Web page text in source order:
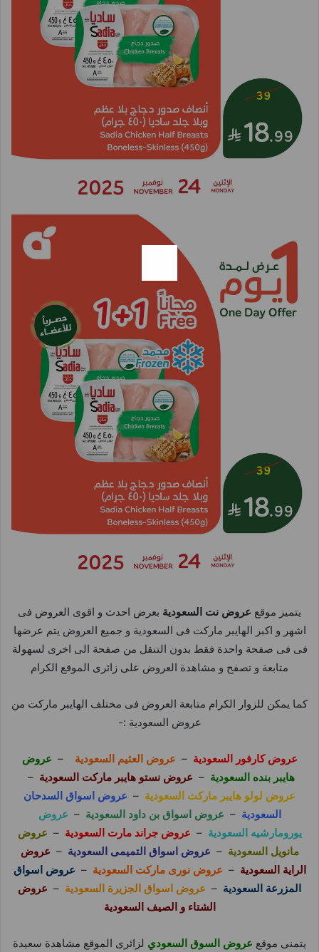
يتميز موقع عروض نت السعودية بعرض احدث و اقوى العروض فى
اشهر و اكبر الهايبر ماركت فى السعودية و جميع العروض يتم عرضها
فى فى صفحة واحدة فقط بدون التنقل من صفحة الى اخرى لسهولة
متابعة و تصفح و مشاهدة العروض على زائرى الموقع الكرام
كما يمكن للزوار الكرام متابعة العروض فى مختلف الهايبر ماركت من
عروض السعودية :-
عروض كارفور السعودية – عروض العثيم السعودية – عروض
هايبر بنده السعودية – عروض نستو هايبر ماركت السعودية –
عروض لولو هايبر ماركت السعودية – عروض اسواق السدحان
السعودية – عروض اسواق بن داود السعودية – عروض
يورومارشيه السعودية – عروض جراند مارت السعودية – عروض
مانويل السعودية – عروض اسواق التميمى السعودية – عروض
الراية السعودية – عروض نورى ماركت السعودية – عروض اسواق
المزرعة السعودية – عروض اسواق الجزيرة السعودية – عروض
الشتاء و الصيف السعودية
يتمنى موقع عروض السوق السعودي لزائرى الموقع مشاهدة سعيدة